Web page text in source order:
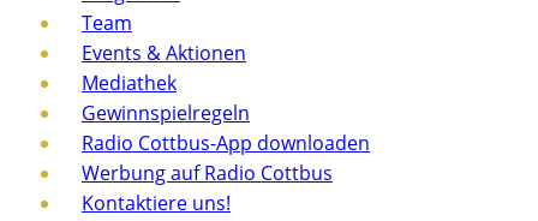
Team
Events & Aktionen
Mediathek
Gewinnspielregeln
Radio Cottbus-App downloaden
Werbung auf Radio Cottbus
Kontaktiere uns!